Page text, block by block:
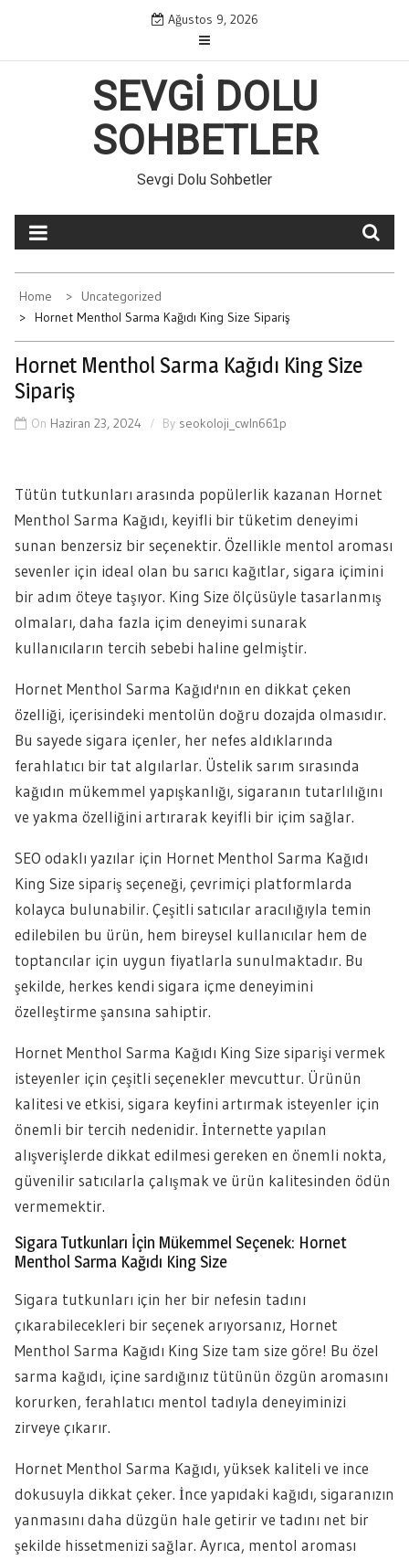
content
Ağustos 9, 2026
SEVGI DOLU
SOHBETLER
Sevgi Dolu Sohbetler
Home
Uncategorized
Hornet Menthol Sarma Kağıdı King Size Sipariş
Hornet Menthol Sarma Kağıdı King Size
Sipariş
On Haziran 23, 2024 By seokoloji_cwln661p
Tütün tutkunları arasında popülerlik kazanan Hornet
Menthol Sarma Kağıdı, keyifli bir tüketim deneyimi
sunan benzersiz bir seçenektir. Özellikle mentol aroması
sevenler için ideal olan bu sarıcı kağıtlar, sigara içimini
bir adım öteye taşıyor. King Size ölçüsüyle tasarlanmış
olmaları, daha fazla içim deneyimi sunarak
kullanıcıların tercih sebebi haline gelmiştir.
Hornet Menthol Sarma Kağıdı'nın en dikkat çeken
özelliği, içerisindeki mentolün doğru dozajda olmasıdır.
Bu sayede sigara içenler, her nefes aldıklarında
ferahlatıcı bir tat algılarlar. Üstelik sarım sırasında
kağıdın mükemmel yapışkanlığı, sigaranın tutarlılığını
ve yakma özelliğini artırarak keyifli bir içim sağlar.
SEO odaklı yazılar için Hornet Menthol Sarma Kağıdı
King Size sipariş seçeneği, çevrimiçi platformlarda
kolayca bulunabilir. Çeşitli satıcılar aracılığıyla temin
edilebilen bu ürün, hem bireysel kullanıcılar hem de
toptancılar için uygun fiyatlarla sunulmaktadır. Bu
şekilde, herkes kendi sigara içme deneyimini
özelleştirme şansına sahiptir.
Hornet Menthol Sarma Kağıdı King Size siparişi vermek
isteyenler için çeşitli seçenekler mevcuttur. Ürünün
kalitesi ve etkisi, sigara keyfini artırmak isteyenler için
önemli bir tercih nedenidir. İnternette yapılan
alışverişlerde dikkat edilmesi gereken en önemli nokta,
güvenilir satıcılarla çalışmak ve ürün kalitesinden ödün
vermemektir.
Sigara Tutkunları İçin Mükemmel Seçenek: Hornet
Menthol Sarma Kağıdı King Size
Sigara tutkunları için her bir nefesin tadını
çıkarabilecekleri bir seçenek arıyorsanız, Hornet
Menthol Sarma Kağıdı King Size tam size göre! Bu özel
sarma kağıdı, içine sardığınız tütünün özgün aromasını
korurken, ferahlatıcı mentol tadıyla deneyiminizi
zirveye çıkarır.
Hornet Menthol Sarma Kağıdı, yüksek kaliteli ve ince
dokusuyla dikkat çeker. İnce yapıdaki kağıdı, sigaranızın
yanmasını daha düzgün hale getirir ve tadını net bir
şekilde hissetmenizi sağlar. Ayrıca, mentol aroması